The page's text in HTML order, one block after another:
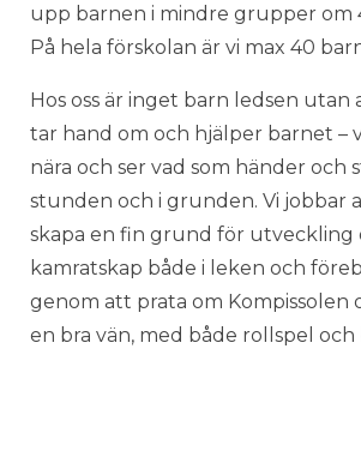
upp barnen i mindre grupper om
På hela förskolan är vi max 40
Hos oss är inget barn ledsen utan
tar hand om och hjälper barnet –
nära och ser vad som händer och
stunden och i grunden. Vi jobbar
skapa en fin grund för utveckling
kamratskap både i leken och
genom att prata om Kompissolen
en bra vän, med både rollspel och